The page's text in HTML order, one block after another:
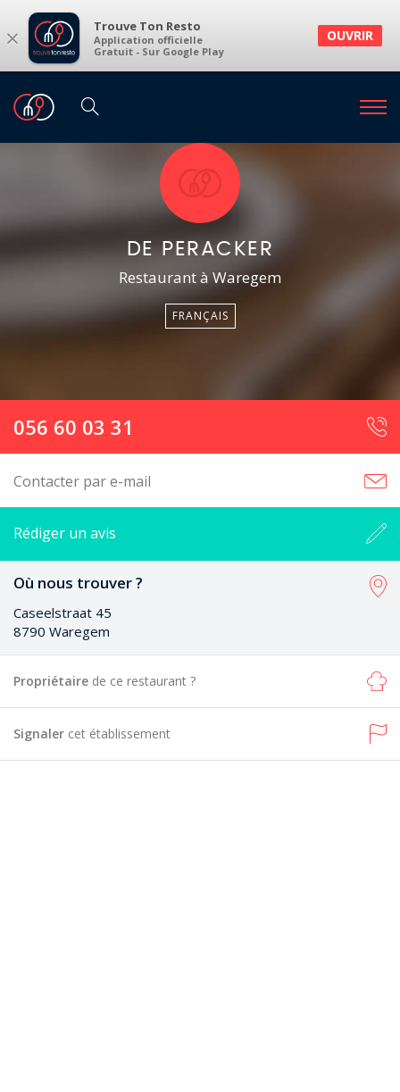
× Trouve Ton Resto
Application officielle
Gratuit - Sur Google Play
OUVRIR
DE PERACKER
Restaurant à Waregem
FRANÇAIS
056 60 03 31
Contacter par e-mail
Rédiger un avis
Où nous trouver ?
Caseelstraat 45
8790 Waregem
Propriétaire de ce restaurant ?
Signaler cet établissement